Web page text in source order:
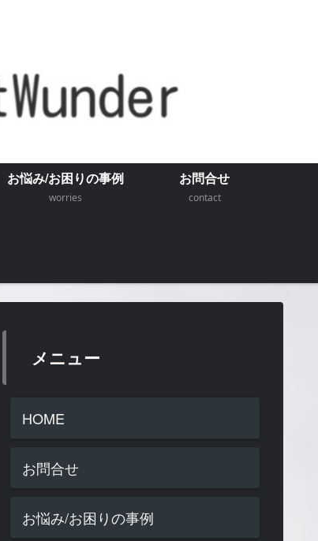
お悩み/お困りの事例
worries
お問合せ
contact
メニュー
HOME
お問合せ
お悩み/お困りの事例